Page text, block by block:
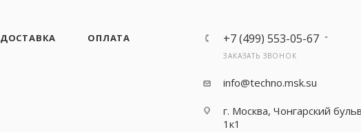
ДОСТАВКА
ОПЛАТА
+7 (499) 553-05-67
ЗАКАЗАТЬ ЗВОНОК
info@techno.msk.su
г. Москва, Чонгарский
1к1